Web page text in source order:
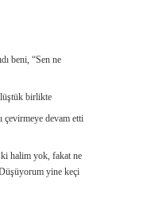
beni, “Sen ne
birlikte
çevirmeye devam etti
halim yok, fakat ne
yine keçi